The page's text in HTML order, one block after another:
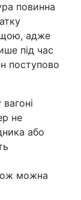
повинна
адже
під час
поступово
не
або
можна